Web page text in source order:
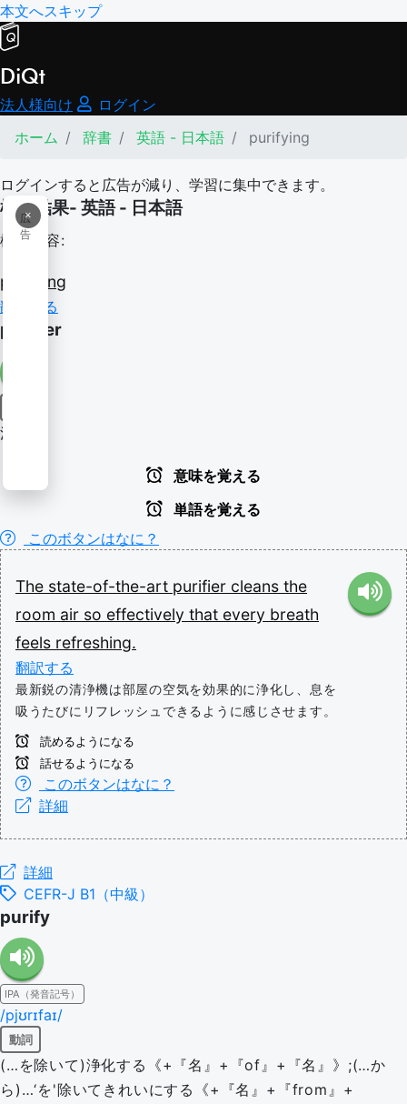
本文へスキップ
DiQt
法人様向け
ログイン
ホーム
辞書 英語 - 日本語 purifying
ログインすると広告が減り、学習に集中できます。
×
広
告
検索結果- 英語 - 日本語
検索内容:
purifying
翻訳する
purifier
清浄機
意味を覚える
単語を覚える
このボタンはなに？
The state-of-the-art purifier cleans the
room air so effectively that every breath
feels refreshing.
翻訳する
最新鋭の清浄機は部屋の空気を効果的に浄化し、息を
吸うたびにリフレッシュできるように感じさせます。
読めるようになる
話せるようになる
このボタンはなに？
詳細
詳細
CEFR-J B1（中級）
purify
IPA（発音記号）
/pjʊrɪfaɪ/
動詞
(…を除いて)浄化する《+『名』+『of』+『名』》;(…か
ら)…‘を'除いてきれいにする《+『名』+『from』+